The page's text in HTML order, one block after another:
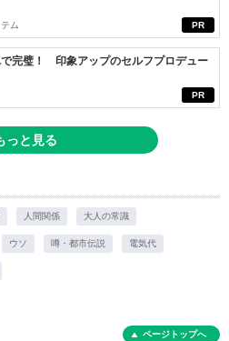
PR
ム
PR
完璧！ 印象アップのセルフプロデュー
っと見る
人間関係 大人の常識
ウソ 噂・都市伝説 電気代
ページトップへ